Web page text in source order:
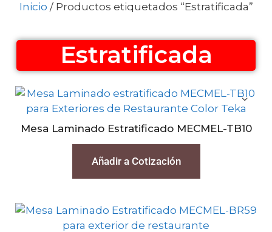
Inicio / Productos etiquetados “Estratificada”
Estratificada
Mesa Laminado Estratificado MECMEL-TB10
Añadir a Cotización